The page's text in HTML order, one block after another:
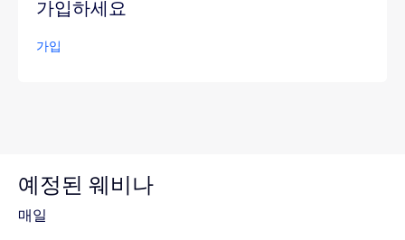
가입하세요
가입
예정된 웨비나
매일